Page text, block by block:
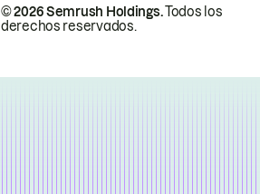
© 2026 Semrush Holdings.Todos los
derechos reservados.